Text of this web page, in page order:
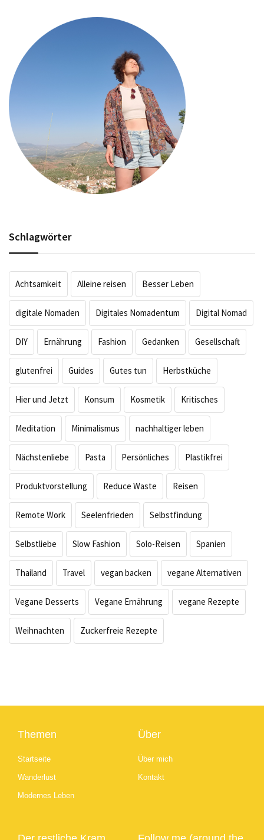
Schlagwörter
Achtsamkeit Alleine reisen Besser Leben
digitale Nomaden Digitales Nomadentum Digital Nomad
DIY Ernährung Fashion Gedanken Gesellschaft
glutenfrei Guides Gutes tun Herbstküche
Hier und Jetzt Konsum Kosmetik Kritisches
Meditation Minimalismus nachhaltiger leben
Nächstenliebe Pasta Persönliches Plastikfrei
Produktvorstellung Reduce Waste Reisen
Remote Work Seelenfrieden Selbstfindung
Selbstliebe Slow Fashion Solo-Reisen Spanien
Thailand Travel vegan backen vegane Alternativen
Vegane Desserts Vegane Ernährung vegane Rezepte
Weihnachten Zuckerfreie Rezepte
Themen
Startseite
Wanderlust
Modernes Leben
Über
Über mich
Kontakt